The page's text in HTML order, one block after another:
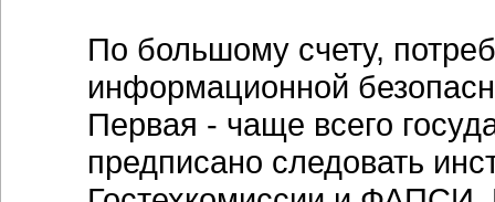
По большому счету,
информационной
Первая - чаще всего
предписано следовать